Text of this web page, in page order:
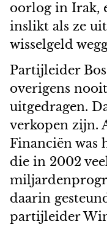
oorlog in Irak,
inslikt als ze
wisselgeld
Partijleider
overigens
uitgedragen.
verkopen zijn.
Financiën was
die in 2002
daarin
partijleider